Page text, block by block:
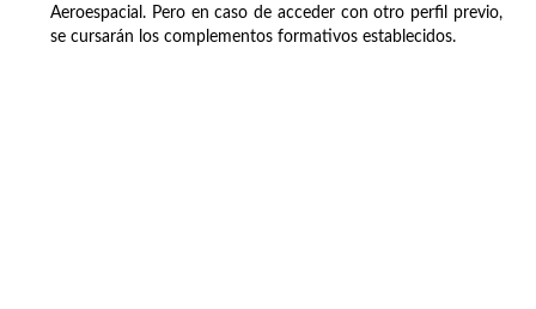
Aeroespacial. Pero en caso de acceder con otro perfil previo,
se cursarán los complementos formativos establecidos.